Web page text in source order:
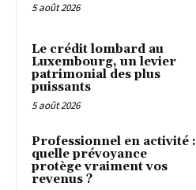
5 août 2026
Le crédit lombard au
Luxembourg, un levier
patrimonial des plus
puissants
5 août 2026
Professionnel en activité :
quelle prévoyance
protège vraiment vos
revenus ?